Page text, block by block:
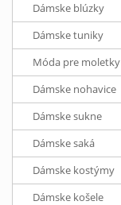
Dámske blúzky
Dámske tuniky
Móda pre moletky
Dámske nohavice
Dámske sukne
Dámske saká
Dámske kostýmy
Dámske košele